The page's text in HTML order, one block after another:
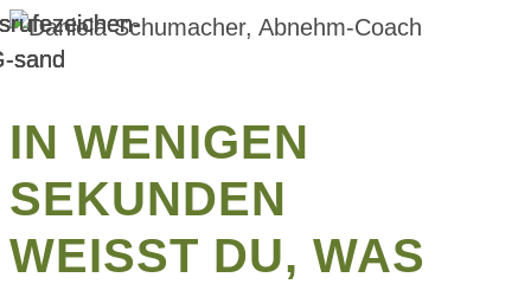
IN WENIGEN
SEKUNDEN
WEISST DU, WAS D